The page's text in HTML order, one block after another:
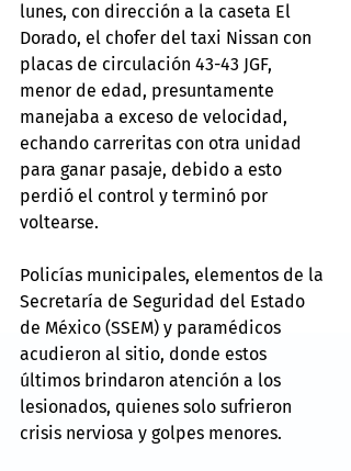
lunes, con dirección a la caseta El
Dorado, el chofer del taxi Nissan con
placas de circulación 43-43 JGF,
menor de edad, presuntamente
manejaba a exceso de velocidad,
echando carreritas con otra unidad
para ganar pasaje, debido a esto
perdió el control y terminó por
voltearse.
Policías municipales, elementos de la
Secretaría de Seguridad del Estado
de México (SSEM) y paramédicos
acudieron al sitio, donde estos
últimos brindaron atención a los
lesionados, quienes solo sufrieron
crisis nerviosa y golpes menores.